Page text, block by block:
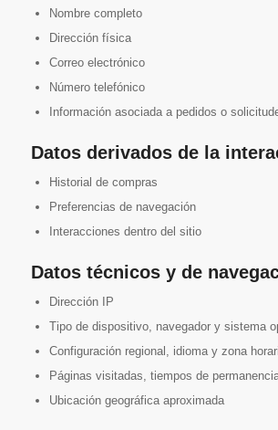
Nombre completo
Dirección física
Correo electrónico
Número telefónico
Información asociada a pedidos o
Datos derivados de la
Historial de compras
Preferencias de navegación
Interacciones dentro del sitio
Datos técnicos y de
Dirección IP
Tipo de dispositivo, navegador y sistema
Configuración regional, idioma y zona
Páginas visitadas, tiempos de
Ubicación geográfica aproximada